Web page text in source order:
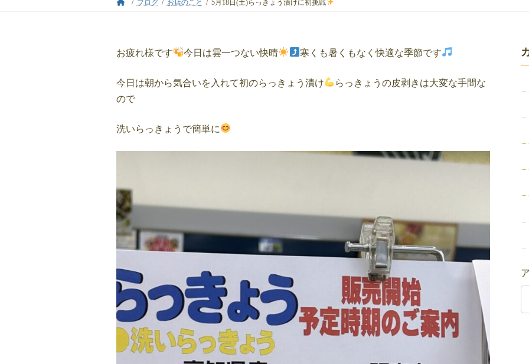
ブログ お店のこと 5月18日(土)らっきょう漬けに初挑戦
お疲れ様です 今日は雲一つない快晴 寒くも暑くもなく快適な季節です
今日は朝から気合いを入れて初のらっきょう漬け
らっきょうの皮剥きは大変な手間な
ので
洗いらっきょうで簡単に